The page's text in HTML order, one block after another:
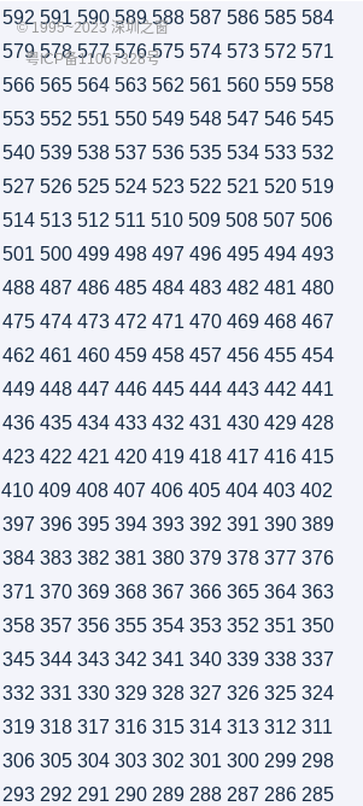
592 591 590 589 588 587 586 585 584
579 578 577 576 575 574 573 572 571
566 565 564 563 562 561 560 559 558
553 552 551 550 549 548 547 546 545
540 539 538 537 536 535 534 533 532
527 526 525 524 523 522 521 520 519
514 513 512 511 510 509 508 507 506
501 500 499 498 497 496 495 494 493
488 487 486 485 484 483 482 481 480
475 474 473 472 471 470 469 468 467
462 461 460 459 458 457 456 455 454
449 448 447 446 445 444 443 442 441
436 435 434 433 432 431 430 429 428
423 422 421 420 419 418 417 416 415
410 409 408 407 406 405 404 403 402
397 396 395 394 393 392 391 390 389
384 383 382 381 380 379 378 377 376
371 370 369 368 367 366 365 364 363
358 357 356 355 354 353 352 351 350
345 344 343 342 341 340 339 338 337
332 331 330 329 328 327 326 325 324
319 318 317 316 315 314 313 312 311
306 305 304 303 302 301 300 299 298
293 292 291 290 289 288 287 286 285
© 1995~2023 深圳之窗
粤ICP备11067328号